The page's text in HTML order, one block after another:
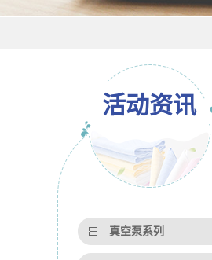
活动资讯
真空泵系列